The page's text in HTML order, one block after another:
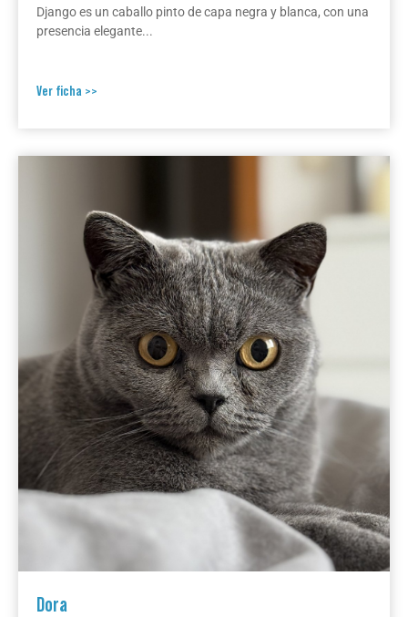
Django es un caballo pinto de capa negra y blanca, con una
presencia elegante...
Ver ficha >>
Dora